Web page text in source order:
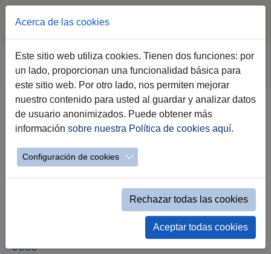
Saltar al contenido principal
Estás aquí:
Jerez.es Webs Municipales
Sala de Prensa
Nota de Prensa
El Ayuntamiento de Jerez avanza
en la mejora de la céntrica calle
Francos
El teniente de alcaldesa de Urbanismo,
Infraestructuras y Medio Ambiente, José
Antonio Díaz, ha supervisado las obras de
nivelación de acerados que se están
realizando en esta vía, esquina con calle San
José
Acerca de las cookies
Este sitio web utiliza cookies. Tienen dos funciones: por
un lado, proporcionan una funcionalidad básica para
este sitio web. Por otro lado, nos permiten mejorar
nuestro contenido para usted al guardar y analizar datos
de usuario anonimizados. Puede obtener más
información sobre nuestra Política de cookies aquí.
Configuración de cookies
Rechazar todas las cookies
Aceptar todas cookies